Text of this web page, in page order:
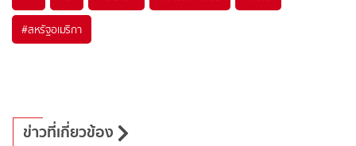
#สหรัฐอเมริกา
ข่าวที่เกี่ยวข้อง